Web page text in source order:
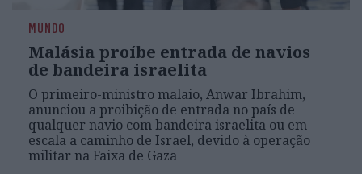
MUNDO
Malásia proíbe entrada de navios
de bandeira israelita
O primeiro-ministro malaio, Anwar Ibrahim,
anunciou a proibição de entrada no país de
qualquer navio com bandeira israelita ou em
escala a caminho de Israel, devido à operação
militar na Faixa de Gaza